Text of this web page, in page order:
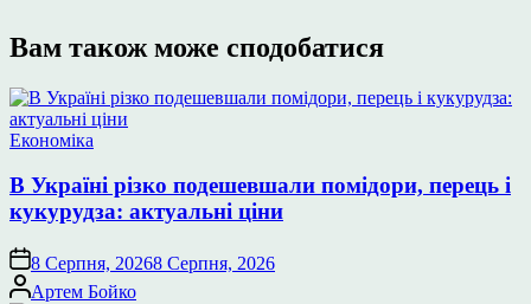
Вам також може сподобатися
Опублікувати
Економіка
В Україні різко подешевшали помідори, перець і
кукурудза: актуальні ціни
8 Серпня, 20268 Серпня, 2026
Опубліковано
Артем Бойко